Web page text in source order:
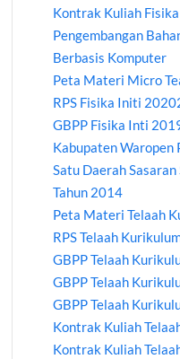
Kontrak Kuliah
Pengembangan
Berbasis Komputer
Peta Materi Micro
RPS Fisika Initi
GBPP Fisika Inti
Kabupaten Waropen
Satu Daerah
Tahun 2014
Peta Materi Telaah
RPS Telaah
GBPP Telaah
GBPP Telaah
GBPP Telaah
Kontrak Kuliah
Kontrak Kuliah